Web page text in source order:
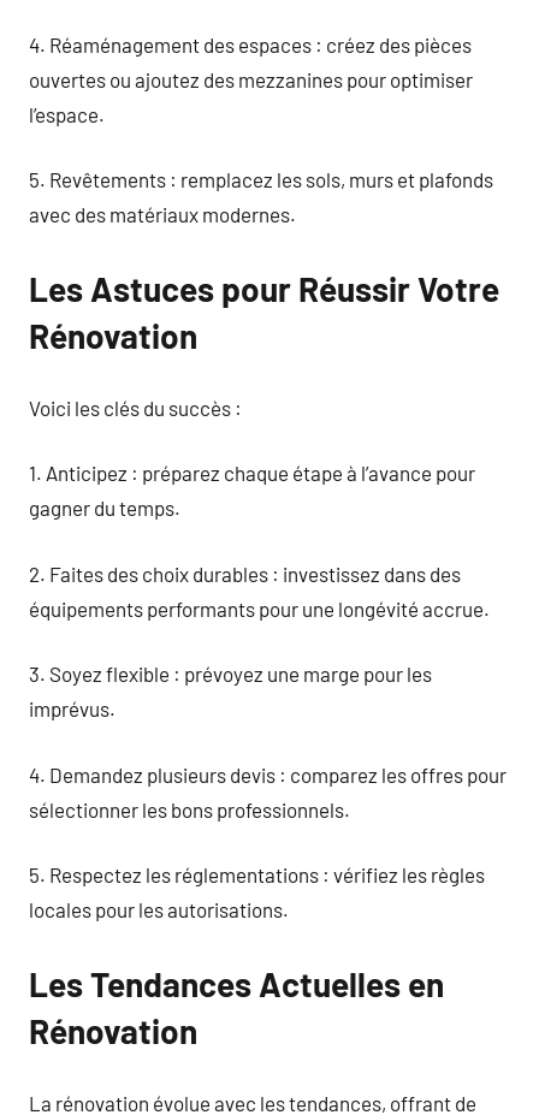
4. Réaménagement des espaces : créez des pièces
ouvertes ou ajoutez des mezzanines pour optimiser
l’espace.
5. Revêtements : remplacez les sols, murs et plafonds
avec des matériaux modernes.
Les Astuces pour Réussir Votre
Rénovation
Voici les clés du succès :
1. Anticipez : préparez chaque étape à l’avance pour
gagner du temps.
2. Faites des choix durables : investissez dans des
équipements performants pour une longévité accrue.
3. Soyez flexible : prévoyez une marge pour les
imprévus.
4. Demandez plusieurs devis : comparez les offres pour
sélectionner les bons professionnels.
5. Respectez les réglementations : vérifiez les règles
locales pour les autorisations.
Les Tendances Actuelles en
Rénovation
La rénovation évolue avec les tendances, offrant de